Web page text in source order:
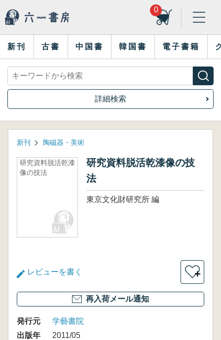
0
新刊 古書 中国書 韓国書 電子書籍
詳細検索
新刊 陶磁器・美術
研究資料脱活乾漆
像の技法
研究資料脱活乾漆像の技
法
東京文化財研究所 編
レビューを書く ＋
再入荷メール通知
発行元
学藝書院
出版年
2011/05